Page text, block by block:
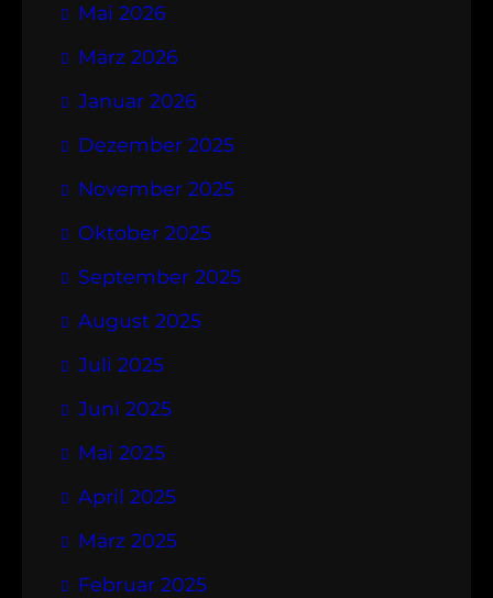
Mai 2026
März 2026
Januar 2026
Dezember 2025
November 2025
Oktober 2025
September 2025
August 2025
Juli 2025
Juni 2025
Mai 2025
April 2025
März 2025
Februar 2025